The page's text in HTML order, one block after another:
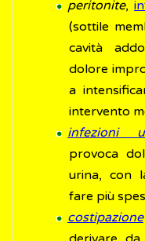
peritonite,
(sottile
cavità
dolore
a
intervento
infezioni
provoca
urina, con
fare più
costipazione